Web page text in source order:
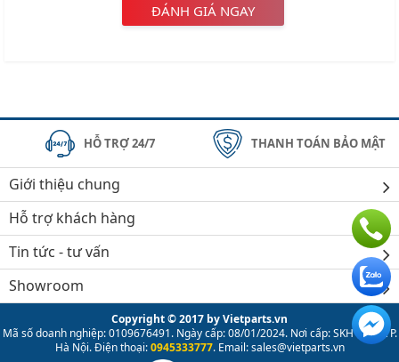
ĐÁNH GIÁ NGAY
HỖ TRỢ 24/7 THANH TOÁN BẢO MẬT
Giới thiệu chung
Hỗ trợ khách hàng
Tin tức - tư vấn
Showroom
Copyright © 2017 by Vietparts.vn
Mã số doanh nghiệp: 0109676491. Ngày cấp: 08/01/2024. Nơi cấp: SKH & ĐT TP.
Hà Nội. Điện thoại:0945333777. Email: sales@vietparts.vn